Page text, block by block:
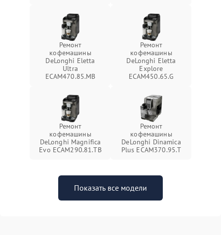
Ремонт
кофемашины
DeLonghi Eletta
Ultra
ECAM470.85.MB
Ремонт
кофемашины
DeLonghi Eletta
Explore
ECAM450.65.G
Ремонт
кофемашины
DeLonghi Magnifica
Evo ECAM290.81.TB
Ремонт
кофемашины
DeLonghi Dinamica
Plus ECAM370.95.T
Показать все модели